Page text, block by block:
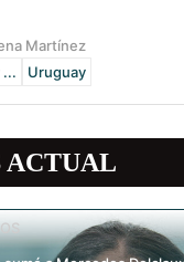
Martínez
... Uruguay
ACTUAL